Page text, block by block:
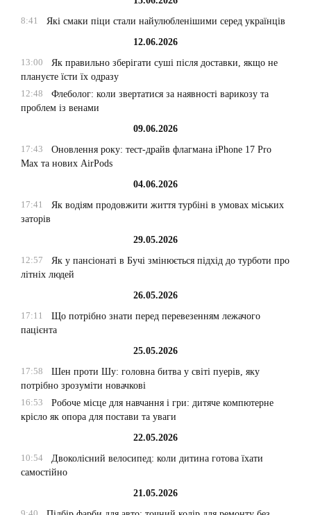
8:41
Які смаки піци стали найулюбленішими серед українців
12.06.2026
13:00
Як правильно зберігати суші після доставки, якщо не
плануєте їсти їх одразу
12:48
Флеболог: коли звертатися за наявності варикозу та
проблем із венами
09.06.2026
17:43
Оновлення року: тест-драйв флагмана iPhone 17 Pro
Max та нових AirPods
04.06.2026
17:41
Як водіям продовжити життя турбіні в умовах міських
заторів
29.05.2026
12:57
Як у пансіонаті в Бучі змінюється підхід до турботи про
літніх людей
26.05.2026
17:11
Що потрібно знати перед перевезенням лежачого
пацієнта
25.05.2026
17:58
Шен проти Шу: головна битва у світі пуерів, яку
потрібно зрозуміти новачкові
16:53
Робоче місце для навчання і гри: дитяче компютерне
крісло як опора для постави та уваги
22.05.2026
10:54
Двоколісний велосипед: коли дитина готова їхати
самостійно
21.05.2026